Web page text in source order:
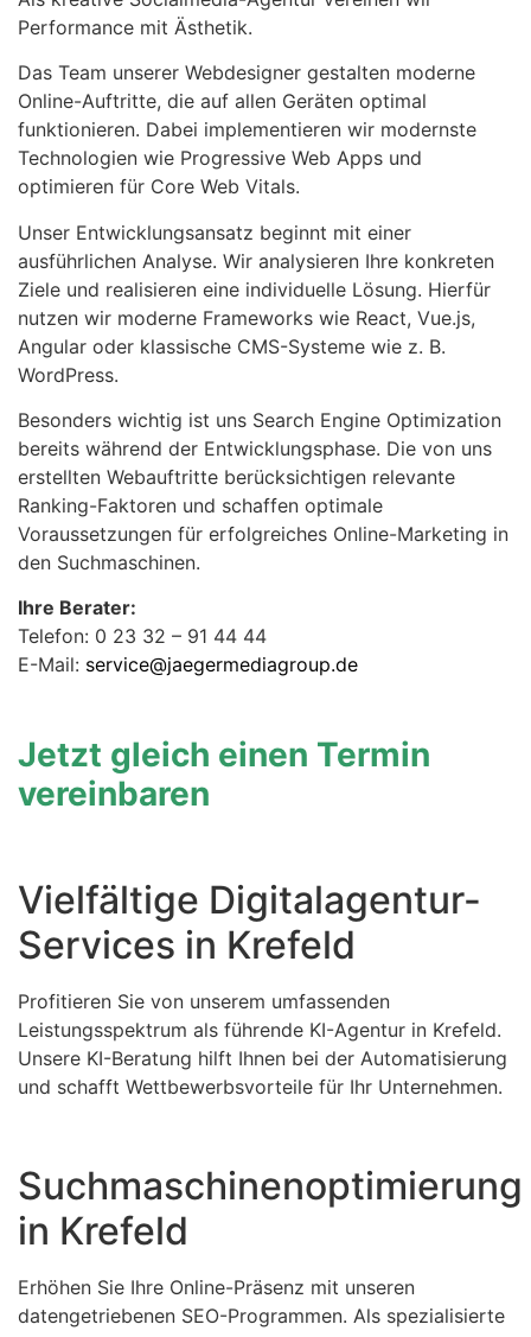
Performance mit Ästhetik.
Das Team unserer Webdesigner gestalten moderne
Online-Auftritte, die auf allen Geräten optimal
funktionieren. Dabei implementieren wir modernste
Technologien wie Progressive Web Apps und
optimieren für Core Web Vitals.
Unser Entwicklungsansatz beginnt mit einer
ausführlichen Analyse. Wir analysieren Ihre konkreten
Ziele und realisieren eine individuelle Lösung. Hierfür
nutzen wir moderne Frameworks wie React, Vue.js,
Angular oder klassische CMS-Systeme wie z. B.
WordPress.
Besonders wichtig ist uns Search Engine Optimization
bereits während der Entwicklungsphase. Die von uns
erstellten Webauftritte berücksichtigen relevante
Ranking-Faktoren und schaffen optimale
Voraussetzungen für erfolgreiches Online-Marketing in
den Suchmaschinen.
Ihre Berater:
Telefon: 0 23 32 – 91 44 44
E-Mail: service@jaegermediagroup.de
Jetzt gleich einen Termin
vereinbaren
Vielfältige Digitalagentur-
Services in Krefeld
Profitieren Sie von unserem umfassenden
Leistungsspektrum als führende KI-Agentur in Krefeld.
Unsere KI-Beratung hilft Ihnen bei der Automatisierung
und schafft Wettbewerbsvorteile für Ihr Unternehmen.
Suchmaschinenoptimierung
in Krefeld
Erhöhen Sie Ihre Online-Präsenz mit unseren
datengetriebenen SEO-Programmen. Als spezialisierte